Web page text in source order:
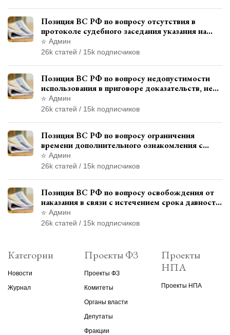
Позиция ВС РФ по вопросу отсутствия в
протоколе судебного заседания указания на
возможность выступления в прениях сторон
при наличии аудиозаписи
Админ
26k статей / 15k подписчиков
Позиция ВС РФ по вопросу недопустимости
использования в приговоре доказательств, не
исследованных в судебном заседании
Админ
26k статей / 15k подписчиков
Позиция ВС РФ по вопросу ограничения
времени дополнительного ознакомления с
материалами уголовного дела
Админ
26k статей / 15k подписчиков
Позиция ВС РФ по вопросу освобождения от
наказания в связи с истечением срока давности
уголовного преследования
Админ
26k статей / 15k подписчиков
Категории
Новости
Журнал
Проекты ФЗ
Проекты ФЗ
Комитеты
Органы власти
Депутаты
Фракции
Проекты
НПА
Проекты НПА